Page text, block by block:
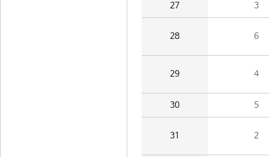
27 3
28 6
29 4
30 5
31 2